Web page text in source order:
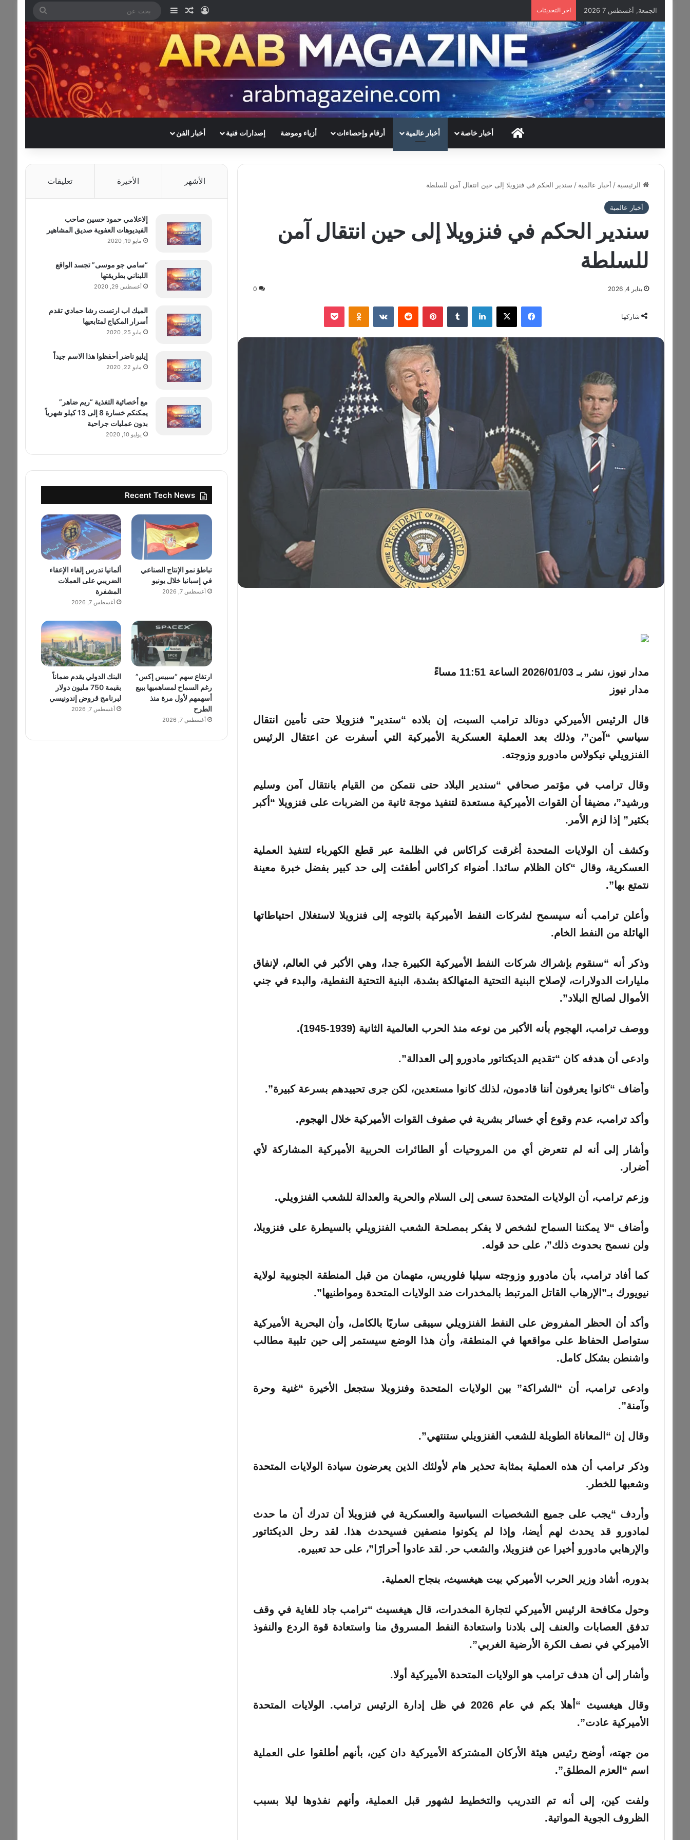
الجمعة, أغسطس 7 2026 اخر التحديثات تسجيل الدخول
مقال عشوائي
إضافة عمود جانبي
عن
HOMEأخبار خاصة أخبار عالمية أرقام وإحصاءات أزياء وموضة إصدارات فنية أخبار الفن
الرئيسية / أخبار عالمية / سندير الحكم في فنزويلا إلى حين انتقال آمن للسلطة
أخبار عالمية
سندير الحكم في فنزويلا إلى حين انتقال آمن
للسلطة
يناير 4, 2026 0
شاركها
فيسبوك ‫X لينكدإن ‏Tumblr بينتيريست ‏Reddit
‏VKontakte
Odnoklassniki
‫Pocket
مدار نيوز، نشر بـ 2026/01/03 الساعة 11:51 مساءً
مدار نيوز
قال الرئيس الأميركي دونالد ترامب السبت، إن بلاده “ستدير” فنزويلا حتى تأمين انتقال
سياسي “آمن”، وذلك بعد العملية العسكرية الأميركية التي أسفرت عن اعتقال الرئيس
الفنزويلي نيكولاس مادورو وزوجته.
وقال ترامب في مؤتمر صحافي “سندير البلاد حتى نتمكن من القيام بانتقال آمن وسليم
ورشيد”، مضيفا أن القوات الأميركية مستعدة لتنفيذ موجة ثانية من الضربات على فنزويلا “أكبر
بكثير” إذا لزم الأمر.
وكشف أن الولايات المتحدة أغرقت كراكاس في الظلمة عبر قطع الكهرباء لتنفيذ العملية
العسكرية، وقال “كان الظلام سائدا. أضواء كراكاس أطفئت إلى حد كبير بفضل خبرة معينة
نتمتع بها”.
وأعلن ترامب أنه سيسمح لشركات النفط الأميركية بالتوجه إلى فنزويلا لاستغلال احتياطاتها
الهائلة من النفط الخام.
وذكر أنه “سنقوم بإشراك شركات النفط الأميركية الكبيرة جدا، وهي الأكبر في العالم، لإنفاق
مليارات الدولارات، لإصلاح البنية التحتية المتهالكة بشدة، البنية التحتية النفطية، والبدء في جني
الأموال لصالح البلاد”.
ووصف ترامب، الهجوم بأنه الأكبر من نوعه منذ الحرب العالمية الثانية (1939-1945).
وادعى أن هدفه كان “تقديم الديكتاتور مادورو إلى العدالة”.
وأضاف “كانوا يعرفون أننا قادمون، لذلك كانوا مستعدين، لكن جرى تحييدهم بسرعة كبيرة”.
وأكد ترامب، عدم وقوع أي خسائر بشرية في صفوف القوات الأميركية خلال الهجوم.
وأشار إلى أنه لم تتعرض أي من المروحيات أو الطائرات الحربية الأميركية المشاركة لأي
أضرار.
وزعم ترامب، أن الولايات المتحدة تسعى إلى السلام والحرية والعدالة للشعب الفنزويلي.
وأضاف “لا يمكننا السماح لشخص لا يفكر بمصلحة الشعب الفنزويلي بالسيطرة على فنزويلا،
ولن نسمح بحدوث ذلك”، على حد قوله.
كما أفاد ترامب، بأن مادورو وزوجته سيليا فلوريس، متهمان من قبل المنطقة الجنوبية لولاية
نيويورك بـ”الإرهاب القاتل المرتبط بالمخدرات ضد الولايات المتحدة ومواطنيها”.
وأكد أن الحظر المفروض على النفط الفنزويلي سيبقى ساريًا بالكامل، وأن البحرية الأميركية
ستواصل الحفاظ على مواقعها في المنطقة، وأن هذا الوضع سيستمر إلى حين تلبية مطالب
واشنطن بشكل كامل.
وادعى ترامب، أن “الشراكة” بين الولايات المتحدة وفنزويلا ستجعل الأخيرة “غنية وحرة
وآمنة”.
وقال إن “المعاناة الطويلة للشعب الفنزويلي ستنتهي”.
وذكر ترامب أن هذه العملية بمثابة تحذير هام لأولئك الذين يعرضون سيادة الولايات المتحدة
وشعبها للخطر.
وأردف “يجب على جميع الشخصيات السياسية والعسكرية في فنزويلا أن تدرك أن ما حدث
لمادورو قد يحدث لهم أيضا، وإذا لم يكونوا منصفين فسيحدث هذا. لقد رحل الديكتاتور
والإرهابي مادورو أخيرا عن فنزويلا، والشعب حر. لقد عادوا أحرارًا”، على حد تعبيره.
بدوره، أشاد وزير الحرب الأميركي بيت هيغسيث، بنجاح العملية.
وحول مكافحة الرئيس الأميركي لتجارة المخدرات، قال هيغسيث “ترامب جاد للغاية في وقف
تدفق العصابات والعنف إلى بلادنا واستعادة النفط المسروق منا واستعادة قوة الردع والنفوذ
الأميركي في نصف الكرة الأرضية الغربي”.
وأشار إلى أن هدف ترامب هو الولايات المتحدة الأميركية أولا.
وقال هيغسيث “أهلا بكم في عام 2026 في ظل إدارة الرئيس ترامب. الولايات المتحدة
الأميركية عادت”.
من جهته، أوضح رئيس هيئة الأركان المشتركة الأميركية دان كين، بأنهم أطلقوا على العملية
اسم “العزم المطلق”.
ولفت كين، إلى أنه تم التدريب والتخطيط لشهور قبل العملية، وأنهم نفذوها ليلا بسبب
الظروف الجوية المواتية.
الأشهر الأخيرة تعليقات
إلاعلامي حمود حسين صاحب
الفيديوهات العفوية صديق المشاهير
مايو 19, 2020
“سامي جو موسى” تجسد الواقع
اللبناني بطريقتها
أغسطس 29, 2020
الميك اب ارتست رشا حمادي تقدم
أسرار المكياج لمتابعيها
مايو 25, 2020
إيليو ناضر أحفظوا هذا الاسم جيداً
مايو 22, 2020
مع أخصائية التغذية “ريم ضاهر”
يمكنكم خسارة 8 إلى 13 كيلو شهرياً
بدون عمليات جراحية
يوليو 10, 2020
Recent Tech News
تباطؤ نمو الإنتاج الصناعي
في إسبانيا خلال يونيو
أغسطس 7, 2026
ألمانيا تدرس إلغاء الإعفاء
الضريبي على العملات
المشفرة
أغسطس 7, 2026
ارتفاع سهم “سبيس إكس”
رغم السماح لمساهميها ببيع
أسهمهم لأول مرة منذ
الطرح
أغسطس 7, 2026
البنك الدولي يقدم ضماناً
بقيمة 750 مليون دولار
لبرنامج قروض إندونيسي
أغسطس 7, 2026